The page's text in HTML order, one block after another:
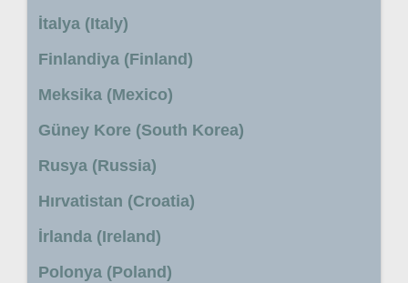
İtalya (Italy)
Finlandiya (Finland)
Meksika (Mexico)
Güney Kore (South Korea)
Rusya (Russia)
Hırvatistan (Croatia)
İrlanda (Ireland)
Polonya (Poland)